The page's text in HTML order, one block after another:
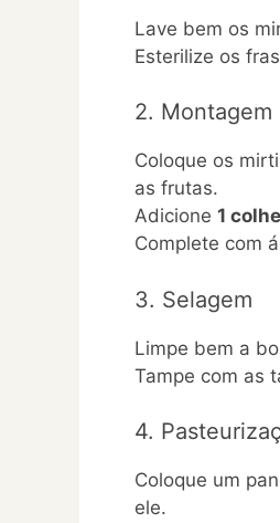
Lave bem os
Esterilize os
2. Montagem
Coloque os
as frutas.
Adicione 1
Complete com
3. Selagem
Limpe bem a
Tampe com as
4.
Coloque um
ele.